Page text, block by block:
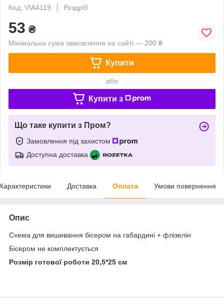
Код: VIA4119
Роздріб
53 ₴
Мінімальна сума замовлення на сайті — 200 ₴
Купити
або
Купити з
Що таке купити з Пром?
Замовлення під захистом
Доступна доставка
Доставка Оплата Умови повернення
Опис
Схема для вишивання бісером на габардині + флізелін
Бісером не комплектується
Розмір готової роботи 20,5*25 см